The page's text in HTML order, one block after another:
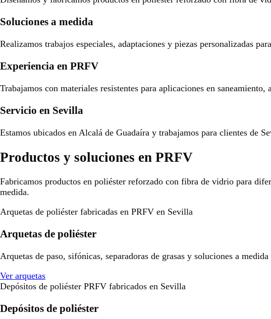
Soluciones a medida
Realizamos trabajos especiales, adaptaciones y piezas personalizadas
Experiencia en PRFV
Trabajamos con materiales resistentes para aplicaciones en
Servicio en Sevilla
Estamos ubicados en Alcalá de Guadaíra y trabajamos para clientes de
Productos y soluciones en PRFV
Fabricamos productos en poliéster reforzado con fibra de vidrio para
medida.
Arquetas de poliéster fabricadas en PRFV en Sevilla
Arquetas de poliéster
Arquetas de paso, sifónicas, separadoras de grasas y soluciones a
Ver arquetas
Depósitos de poliéster PRFV fabricados en Sevilla
Depósitos de poliéster